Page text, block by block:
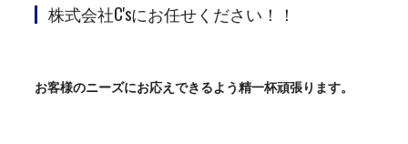
株式会社C'sにお任せください！！
お客様のニーズにお応えできるよう精一杯頑張ります。